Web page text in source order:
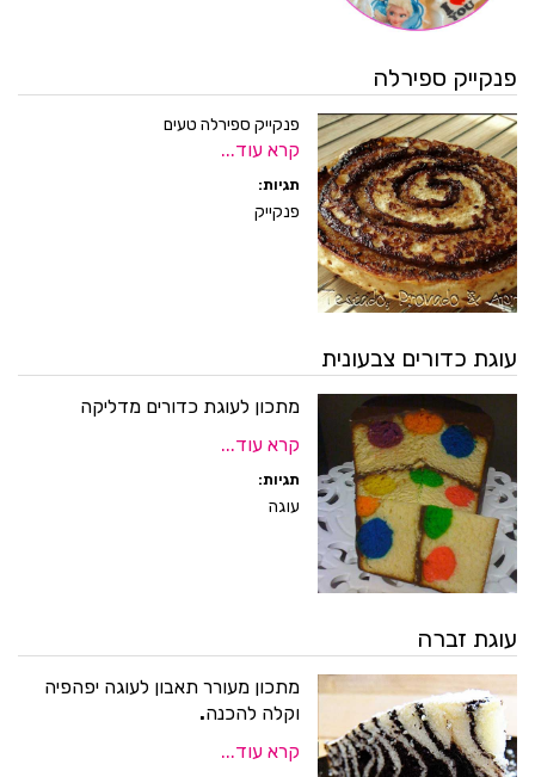
פנקייק ספירלה
פנקייק ספירלה טעים
קרא עוד...
תגיות:
פנקייק
עוגת כדורים צבעונית
מתכון לעוגת כדורים מדליקה
קרא עוד...
תגיות:
עוגה
עוגת זברה
מתכון מעורר תאבון לעוגה יפהפיה
וקלה להכנה.
קרא עוד...